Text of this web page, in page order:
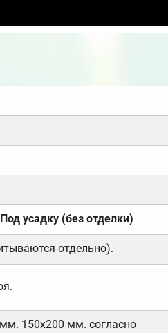
Под усадку (без отделки)
отдельно).
150х200 мм. согласно